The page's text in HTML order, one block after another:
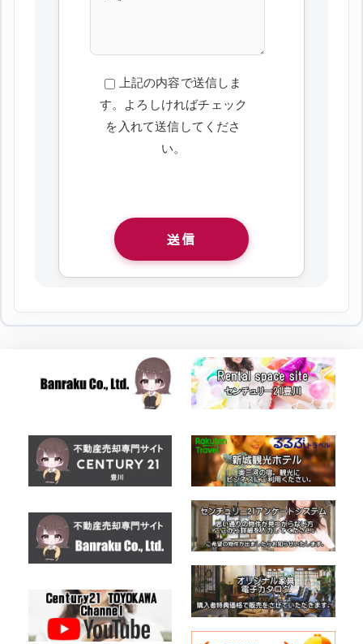
上記の内容で送信しま
す。よろしければチェック
を入れて送信してくださ
い。